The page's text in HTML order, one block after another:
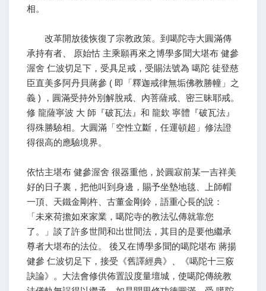
相。
改革開放後恢復了宗教政策。到噶陀寺大圓滿傳
承持有者、 原始怙 主乘願再來之博學多聞大堪布 健參
渥舍 仁波切足下，受具足戒，受賜法號為 噶陀 徒登慈
臣直美多阿丹貝蔣參 ( 即「釋迦戒律無垢佛教勝幢」之
義 ) ，圓滿受持外別解脫戒、內菩薩戒、密三昧耶戒。
修 龍薩寧波 大 師『破瓦法』和 龍欽 寧體『破瓦法』
得殊勝驗相。大圓滿「空性立斷，任運頓超」修法證
得很高的應驗境界。
依怙主堪布 健參渥舍 很器重他，於圓寂前某一吉祥美
好的日子裏，把他叫到身邊，賜予坐墊地毯、上師帽
一頂、天鐵金剛杵、古董金剛鈴，語重心長的說：
「未來荷擔如來家業，噶陀寺的教法弘傳就靠您
了。」談了許多世間和出世間法，其目的是要他繼承
尊者大堪布的法位。 後又在博學多聞的噶陀堪布 蔣揚
健參 仁波切足下，接受《舊譯經典》、《噶陀十三竅
訣論》。大法會修供佈置設度量壇城，使噶陀傳統教